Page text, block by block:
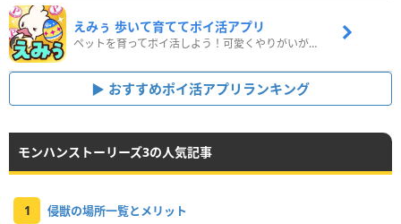
えみぅ 歩いて育ててポイ活アプリ
ペットを育ってポイ活しよう！可愛くやりがいがある新感覚アプリ
おすすめポイ活アプリランキング
モンハンストーリーズ3の人気記事
1 侵獣の場所一覧とメリット